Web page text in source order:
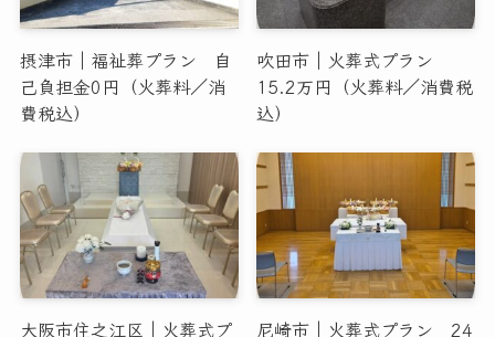
摂津市｜福祉葬プラン 自
己負担金0円（火葬料／消
費税込）
吹田市｜火葬式プラン
15.2万円（火葬料／消費税
込）
大阪市住之江区｜火葬式プ
尼崎市｜火葬式プラン 24